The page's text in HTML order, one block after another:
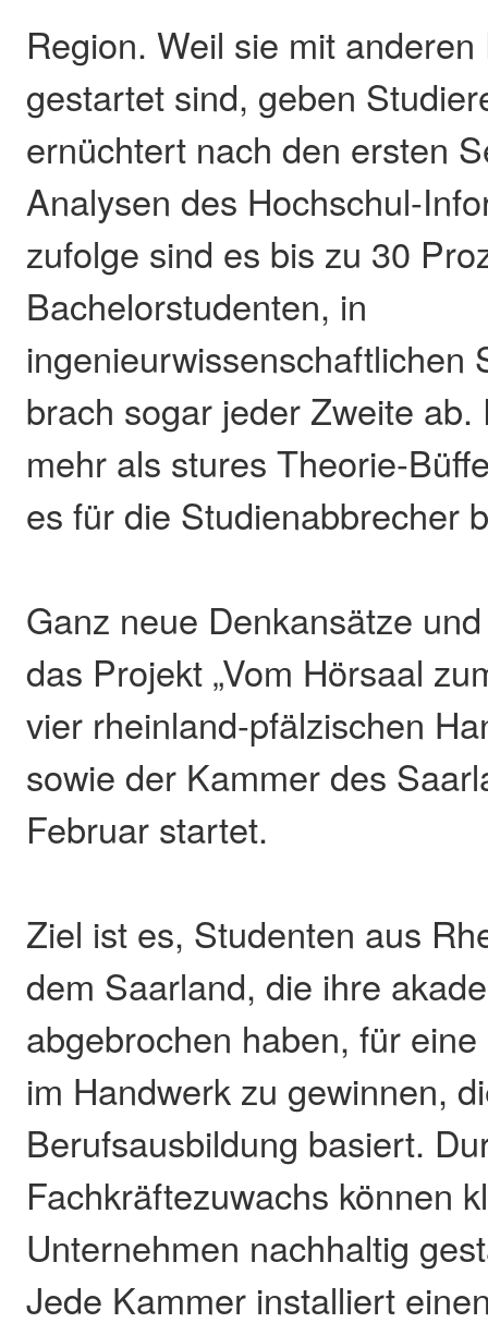
Region. Weil sie mit
gestartet sind, geben
ernüchtert nach den ersten
Analysen des Hochschul-
zufolge sind es bis zu 30
Bachelorstudenten, in
ingenieurwissenschaftlichen
brach sogar jeder Zweite
mehr als stures Theorie-
es für die Studienabbrecher
Ganz neue Denkansätze
das Projekt „Vom Hörsaal
vier rheinland-pfälzischen
sowie der Kammer des
Februar startet.
Ziel ist es, Studenten aus
dem Saarland, die ihre
abgebrochen haben, für
im Handwerk zu gewinnen,
Berufsausbildung basiert.
Fachkräftezuwachs können
Unternehmen nachhaltig
Jede Kammer installiert